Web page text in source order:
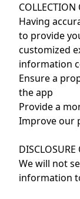
Having
to provide
customized
information
Ensure a
the app
Provide a
Improve our
We will not
information